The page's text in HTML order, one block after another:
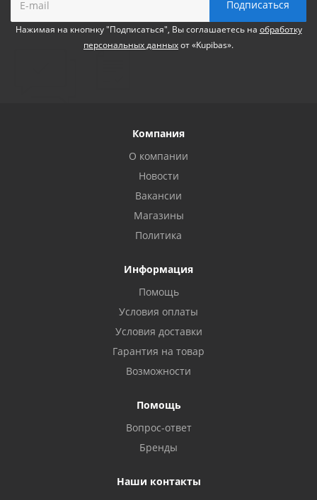
Нажимая на кнопнку "Подписаться", Вы соглашаетесь на обработку
персональных данныхот «Kupibas».
Компания
О компании
Новости
Вакансии
Магазины
Политика
Информация
Помощь
Условия оплаты
Условия доставки
Гарантия на товар
Возможности
Помощь
Вопрос-ответ
Бренды
Наши контакты